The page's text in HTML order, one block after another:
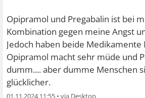
Opipramol und Pregabalin ist bei
Kombination gegen meine Angst
Jedoch haben beide
Opipramol macht sehr müde und
dumm.... aber dumme Menschen
glücklicher.
01.11.2024 11:55 •